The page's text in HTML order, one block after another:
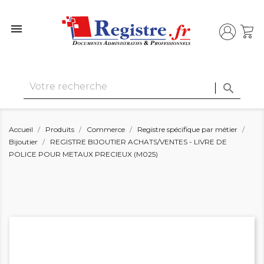


Accueil Produits Commerce
Registre spécifique par métier
Bijoutier
REGISTRE BIJOUTIER ACHATS/VENTES - LIVRE DE
POLICE POUR METAUX PRECIEUX (M025)